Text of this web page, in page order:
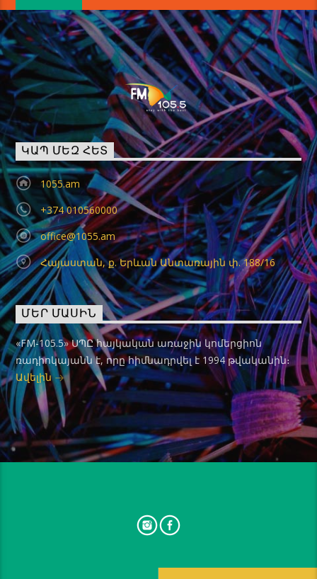
ԿԱՊ ՄԵԶ ՀԵՏ
1055.am
+374 010560000
office@1055.am
Հայաստան, ք. Երևան Անտառային փ. 188/16
ՄԵՐ ՄԱՍԻՆ
«FM-105.5» ՍՊԸ հայկական առաջին կոմերցիոն
ռադիոկայանն է, որը հիմնադրվել է 1994 թվականին։
Ավելին